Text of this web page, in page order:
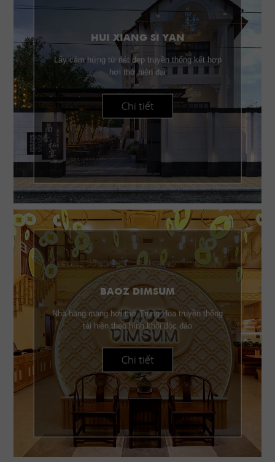
HUI XIANG SI YAN
Lấy cảm hứng từ nét đẹp truyền thống kết hợp
hơi thở hiện đại
Chi tiết
BAOZ DIMSUM
Nhà hàng mang hơi thở Trung Hoa truyền thống
tái hiện theo hình khối độc đáo
Chi tiết